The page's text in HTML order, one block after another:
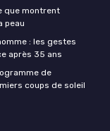
que montrent
peau
: les gestes
après 35 ans
de
coups de soleil